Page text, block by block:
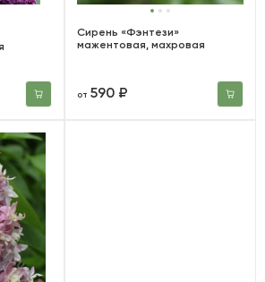
Сирень «Фэнтези»
мажентовая, махровая
от590 ₽